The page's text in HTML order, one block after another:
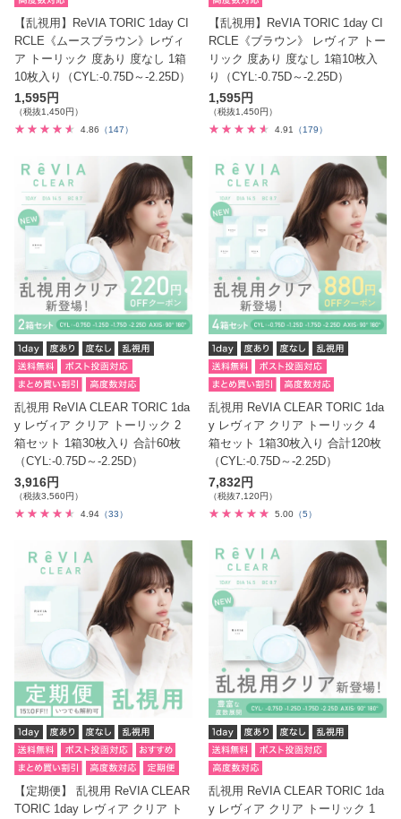
【乱視用】ReVIA TORIC 1day CI
RCLE《ムースブラウン》レヴィ
ア トーリック 度あり 度なし 1箱
10枚入り（CYL:-0.75D～-2.25D）
1,595円
（税抜1,450円）
4.86 （147）
【乱視用】ReVIA TORIC 1day CI
RCLE《ブラウン》 レヴィア トー
リック 度あり 度なし 1箱10枚入
り（CYL:-0.75D～-2.25D）
1,595円
（税抜1,450円）
4.91
（179）
乱視用 ReVIA CLEAR TORIC 1da
y レヴィア クリア トーリック 2
箱セット 1箱30枚入り 合計60枚
（CYL:-0.75D～-2.25D）
3,916円
（税抜3,560円）
4.94 （33）
乱視用 ReVIA CLEAR TORIC 1da
y レヴィア クリア トーリック 4
箱セット 1箱30枚入り 合計120枚
（CYL:-0.75D～-2.25D）
7,832円
（税抜7,120円）
5.00 （5）
【定期便】 乱視用 ReVIA CLEAR
TORIC 1day レヴィア クリア ト
乱視用 ReVIA CLEAR TORIC 1da
y レヴィア クリア トーリック 1